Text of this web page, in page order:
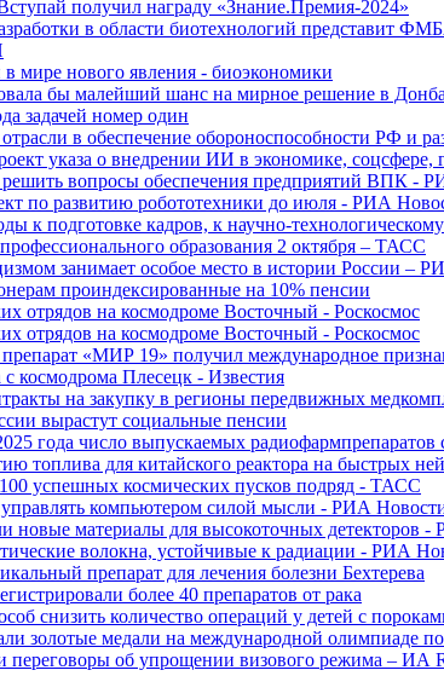
получил награду «Знание.Премия-2024»
в области биотехнологий представит
мире нового явления - биоэкономики
бы малейший шанс на мирное решение в
задачей номер один
в обеспечение обороноспособности РФ и
указа о внедрении ИИ в экономике,
решить вопросы обеспечения предприятий ВПК -
по развитию робототехники до июля - РИА
к подготовке кадров, к научно-
образования 2 октября – ТАСС
занимает особое место в истории России –
проиндексированные на 10% пенсии
отрядов на космодроме Восточный - Роскосмос
отрядов на космодроме Восточный - Роскосмос
«МИР 19» получил международное
космодрома Плесецк - Известия
на закупку в регионы передвижных
вырастут социальные пенсии
года число выпускаемых радиофармпрепаратов
топлива для китайского реактора на быстрых
успешных космических пусков подряд - ТАСС
компьютером силой мысли - РИА
новые материалы для высокоточных детекторов
волокна, устойчивые к радиации - РИА
препарат для лечения болезни Бехтерева
более 40 препаратов от рака
снизить количество операций у детей с
золотые медали на международной олимпиаде
переговоры об упрощении визового режима – ИА